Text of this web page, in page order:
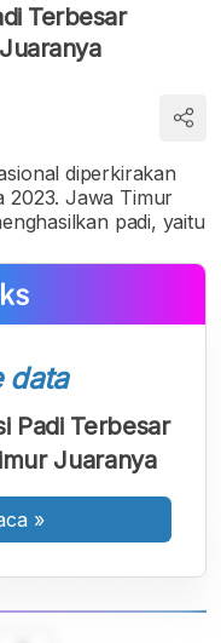
Terbesar
diperkirakan
2023. Jawa Timur
padi, yaitu
data
Padi Terbesar
Juaranya
»